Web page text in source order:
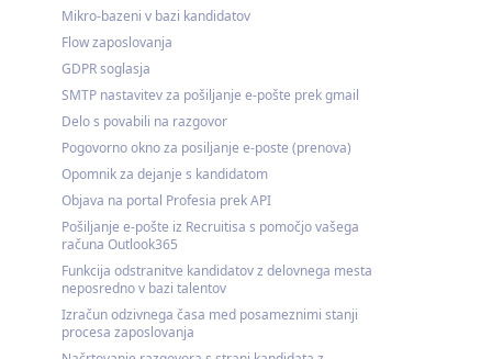
Mikro-bazeni v bazi kandidatov
Flow zaposlovanja
GDPR soglasja
SMTP nastavitev za pošiljanje e-pošte prek gmail
Delo s povabili na razgovor
Pogovorno okno za posiljanje e-poste (prenova)
Opomnik za dejanje s kandidatom
Objava na portal Profesia prek API
Pošiljanje e-pošte iz Recruitisa s pomočjo vašega
računa Outlook365
Funkcija odstranitve kandidatov z delovnega mesta
neposredno v bazi talentov
Izračun odzivnega časa med posameznimi stanji
procesa zaposlovanja